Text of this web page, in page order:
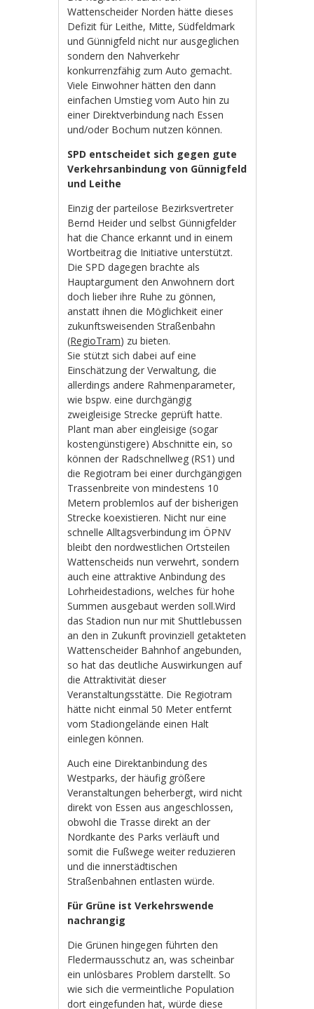
Wattenscheider Norden hätte dieses
Defizit für Leithe, Mitte, Südfeldmark
und Günnigfeld nicht nur ausgeglichen
sondern den Nahverkehr
konkurrenzfähig zum Auto gemacht.
Viele Einwohner hätten den dann
einfachen Umstieg vom Auto hin zu
einer Direktverbindung nach Essen
und/oder Bochum nutzen können.
SPD entscheidet sich gegen gute
Verkehrsanbindung von Günnigfeld
und Leithe
Einzig der parteilose Bezirksvertreter
Bernd Heider und selbst Günnigfelder
hat die Chance erkannt und in einem
Wortbeitrag die Initiative unterstützt.
Die SPD dagegen brachte als
Hauptargument den Anwohnern dort
doch lieber ihre Ruhe zu gönnen,
anstatt ihnen die Möglichkeit einer
zukunftsweisenden Straßenbahn
(RegioTram) zu bieten.
Sie stützt sich dabei auf eine
Einschätzung der Verwaltung, die
allerdings andere Rahmenparameter,
wie bspw. eine durchgängig
zweigleisige Strecke geprüft hatte.
Plant man aber eingleisige (sogar
kostengünstigere) Abschnitte ein, so
können der Radschnellweg (RS1) und
die Regiotram bei einer durchgängigen
Trassenbreite von mindestens 10
Metern problemlos auf der bisherigen
Strecke koexistieren. Nicht nur eine
schnelle Alltagsverbindung im ÖPNV
bleibt den nordwestlichen Ortsteilen
Wattenscheids nun verwehrt, sondern
auch eine attraktive Anbindung des
Lohrheidestadions, welches für hohe
Summen ausgebaut werden soll.Wird
das Stadion nun nur mit Shuttlebussen
an den in Zukunft provinziell getakteten
Wattenscheider Bahnhof angebunden,
so hat das deutliche Auswirkungen auf
die Attraktivität dieser
Veranstaltungsstätte. Die Regiotram
hätte nicht einmal 50 Meter entfernt
vom Stadiongelände einen Halt
einlegen können.
Auch eine Direktanbindung des
Westparks, der häufig größere
Veranstaltungen beherbergt, wird nicht
direkt von Essen aus angeschlossen,
obwohl die Trasse direkt an der
Nordkante des Parks verläuft und
somit die Fußwege weiter reduzieren
und die innerstädtischen
Straßenbahnen entlasten würde.
Für Grüne ist Verkehrswende
nachrangig
Die Grünen hingegen führten den
Fledermausschutz an, was scheinbar
ein unlösbares Problem darstellt. So
wie sich die vermeintliche Population
dort eingefunden hat, würde diese